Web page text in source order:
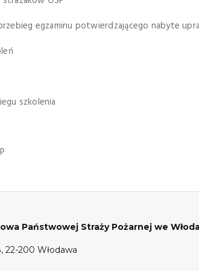
egzaminu potwierdzającego nabyte
szkolenia
Państwowej Straży Pożarnej we
22-200 Włodawa